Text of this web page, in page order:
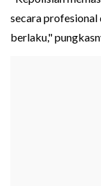
secara profesional
berlaku,"